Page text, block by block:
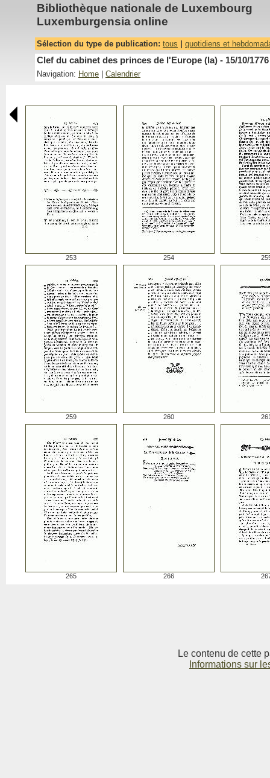
Bibliothèque nationale de Luxembourg
Luxemburgensia online
Sélection du type de publication: tous quotidiens et
Clef du cabinet des princes de l'Europe (la) - 15/10/1776
Navigation: Home Calendrier
253 254
259 260
265 266
Le contenu de cette
Informations sur